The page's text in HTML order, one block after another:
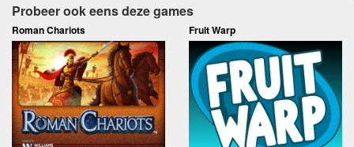
Probeer ook eens deze games
Roman Chariots Fruit Warp